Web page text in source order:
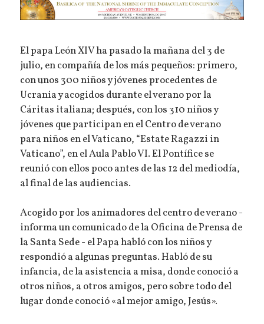
El papa León XIV ha pasado la mañana del 3 de
julio, en compañía de los más pequeños: primero,
con unos 300 niños y jóvenes procedentes de
Ucrania y acogidos durante el verano por la
Cáritas italiana; después, con los 310 niños y
jóvenes que participan en el Centro de verano
para niños en el Vaticano, “Estate Ragazzi in
Vaticano”, en el Aula Pablo VI. El Pontífice se
reunió con ellos poco antes de las 12 del mediodía,
al final de las audiencias.
Acogido por los animadores del centro de verano -
informa un comunicado de la Oficina de Prensa de
la Santa Sede - el Papa habló con los niños y
respondió a algunas preguntas. Habló de su
infancia, de la asistencia a misa, donde conoció a
otros niños, a otros amigos, pero sobre todo del
lugar donde conoció «al mejor amigo, Jesús».